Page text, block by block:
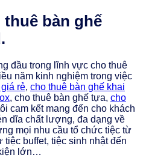
bàn ghế
đầu trong lĩnh vực cho thuê
năm kinh nghiệm trong việc
rẻ, cho thuê bàn ghế khai
, cho thuê bàn ghế tựa, cho
cam kết mang đến cho khách
dĩa chất lượng, đa dạng về
mọi nhu cầu tổ chức tiệc từ
buffet, tiệc sinh nhật đến
lớn…